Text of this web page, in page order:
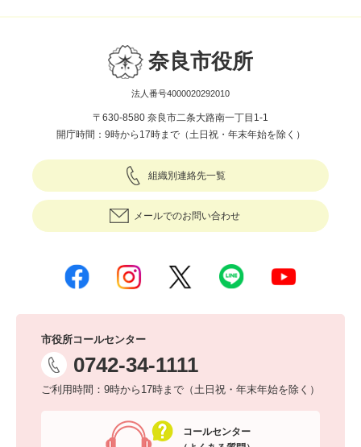
奈良市役所
法人番号4000020292010
〒630-8580 奈良市二条大路南一丁目1-1
開庁時間：9時から17時まで（土日祝・年末年始を除く）
組織別連絡先一覧
メールでのお問い合わせ
市役所コールセンター
0742-34-1111
ご利用時間：9時から17時まで（土日祝・年末年始を除く）
コールセンター